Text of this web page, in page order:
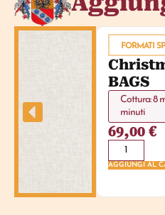
FORMATI
BAGS
Cottura: 8
minuti
69,00 €
AGGIUNGI AL